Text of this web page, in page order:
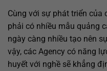
Cùng với sự phát triển của
phải có nhiều mẫu quảng
ngày càng nhiều tạo nên
vậy, các Agency có năng
huyết với nghề sẽ khẳng